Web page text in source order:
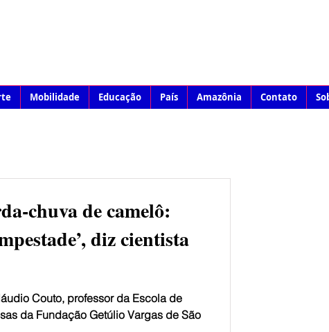
Mobilidade Educação País Amazônia Contato
chuva de camelô:
diz cientista
Couto, professor da Escola de
da Fundação Getúlio Vargas de São